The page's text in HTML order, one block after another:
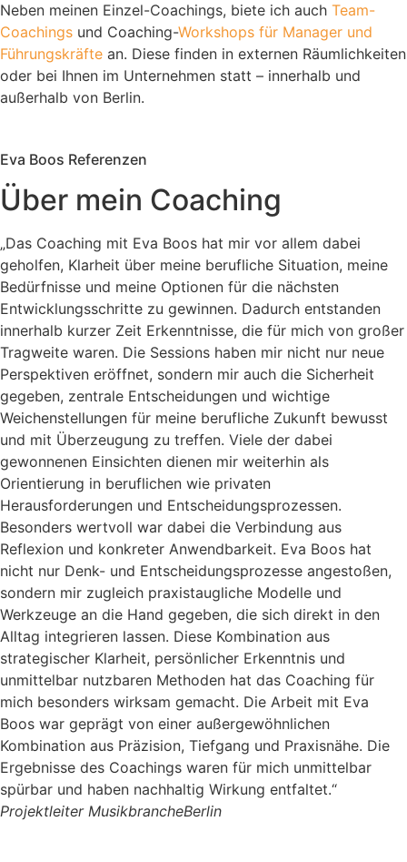
Neben meinen Einzel-Coachings, biete ich auch Team-
Coachings und Coaching-Workshops für Manager und
Führungskräfte an. Diese finden in externen Räumlichkeiten
oder bei Ihnen im Unternehmen statt – innerhalb und
außerhalb von Berlin.
Eva Boos Referenzen
Über mein Coaching
„Das Coaching mit Eva Boos hat mir vor allem dabei
geholfen, Klarheit über meine berufliche Situation, meine
Bedürfnisse und meine Optionen für die nächsten
Entwicklungsschritte zu gewinnen. Dadurch entstanden
innerhalb kurzer Zeit Erkenntnisse, die für mich von großer
Tragweite waren. Die Sessions haben mir nicht nur neue
Perspektiven eröffnet, sondern mir auch die Sicherheit
gegeben, zentrale Entscheidungen und wichtige
Weichenstellungen für meine berufliche Zukunft bewusst
und mit Überzeugung zu treffen. Viele der dabei
gewonnenen Einsichten dienen mir weiterhin als
Orientierung in beruflichen wie privaten
Herausforderungen und Entscheidungsprozessen.
Besonders wertvoll war dabei die Verbindung aus
Reflexion und konkreter Anwendbarkeit. Eva Boos hat
nicht nur Denk- und Entscheidungsprozesse angestoßen,
sondern mir zugleich praxistaugliche Modelle und
Werkzeuge an die Hand gegeben, die sich direkt in den
Alltag integrieren lassen. Diese Kombination aus
strategischer Klarheit, persönlicher Erkenntnis und
unmittelbar nutzbaren Methoden hat das Coaching für
mich besonders wirksam gemacht. Die Arbeit mit Eva
Boos war geprägt von einer außergewöhnlichen
Kombination aus Präzision, Tiefgang und Praxisnähe. Die
Ergebnisse des Coachings waren für mich unmittelbar
spürbar und haben nachhaltig Wirkung entfaltet.“
Projektleiter MusikbrancheBerlin